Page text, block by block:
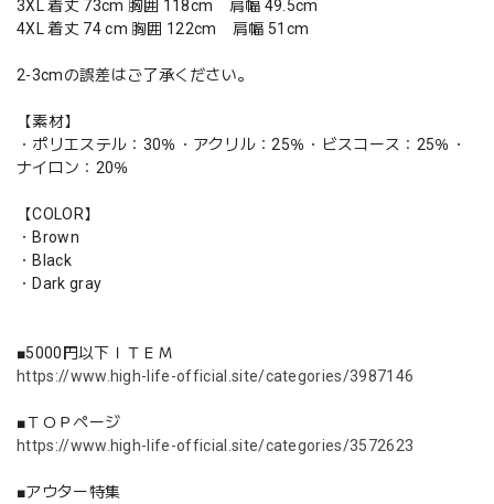
3XL 着丈 73cm 胸囲 118cm 肩幅 49.5cm
4XL 着丈 74 cm 胸囲 122cm 肩幅 51cm
2-3cmの誤差はご了承ください。
【素材】
・ポリエステル：30％・アクリル：25％・ビスコース：25％・
ナイロン：20％
【COLOR】
・Brown
・Black
・Dark gray
■5000円以下ＩＴＥＭ
https://www.high-life-official.site/categories/3987146
■ＴＯＰページ
https://www.high-life-official.site/categories/3572623
■アウター特集